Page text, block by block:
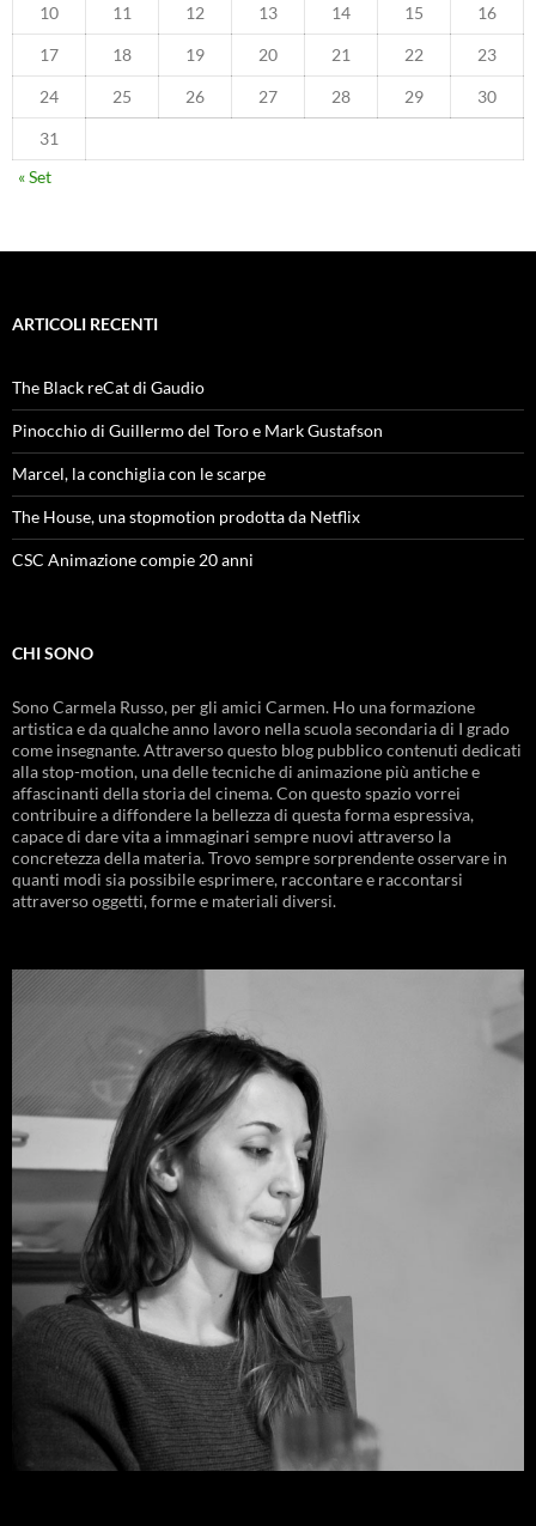
10 11 12 13 14 15 16
17 18 19 20 21 22 23
24 25 26 27 28 29 30
31
« Set
ARTICOLI RECENTI
The Black reCat di Gaudio
Pinocchio di Guillermo del Toro e Mark Gustafson
Marcel, la conchiglia con le scarpe
The House, una stopmotion prodotta da Netflix
CSC Animazione compie 20 anni
CHI SONO
Sono Carmela Russo, per gli amici Carmen. Ho una formazione
artistica e da qualche anno lavoro nella scuola secondaria di I grado
come insegnante. Attraverso questo blog pubblico contenuti dedicati
alla stop-motion, una delle tecniche di animazione più antiche e
affascinanti della storia del cinema. Con questo spazio vorrei
contribuire a diffondere la bellezza di questa forma espressiva,
capace di dare vita a immaginari sempre nuovi attraverso la
concretezza della materia. Trovo sempre sorprendente osservare in
quanti modi sia possibile esprimere, raccontare e raccontarsi
attraverso oggetti, forme e materiali diversi.